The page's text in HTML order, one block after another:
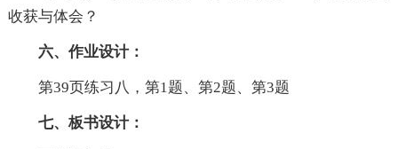
收获与体会？
六、作业设计：
第39页练习八，第1题、第2题、第3题
七、板书设计：